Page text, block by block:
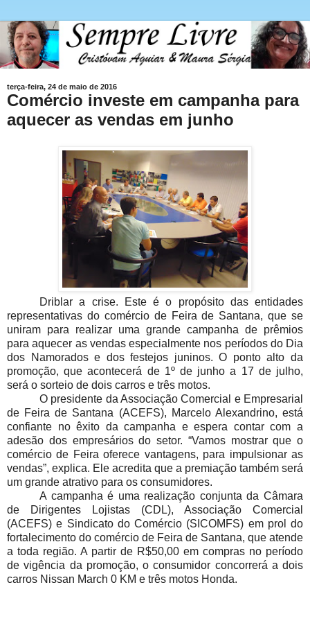
terça-feira, 24 de maio de 2016
Comércio investe em campanha para
aquecer as vendas em junho
Driblar a crise. Este é o propósito das entidades
representativas do comércio de Feira de Santana, que se
uniram para realizar uma grande campanha de prêmios
para aquecer as vendas especialmente nos períodos do Dia
dos Namorados e dos festejos juninos. O ponto alto da
promoção, que acontecerá de 1º de junho a 17 de julho,
será o sorteio de dois carros e três motos.
O presidente da Associação Comercial e Empresarial
de Feira de Santana (ACEFS), Marcelo Alexandrino, está
confiante no êxito da campanha e espera contar com a
adesão dos empresários do setor. “Vamos mostrar que o
comércio de Feira oferece vantagens, para impulsionar as
vendas”, explica. Ele acredita que a premiação também será
um grande atrativo para os consumidores.
A campanha é uma realização conjunta da Câmara
de Dirigentes Lojistas (CDL), Associação Comercial
(ACEFS) e Sindicato do Comércio (SICOMFS) em prol do
fortalecimento do comércio de Feira de Santana, que atende
a toda região. A partir de R$50,00 em compras no período
de vigência da promoção, o consumidor concorrerá a dois
carros Nissan March 0 KM e três motos Honda.